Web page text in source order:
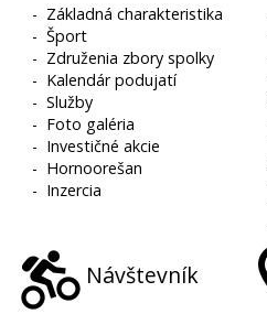
- Základná charakteristika
-Šport
- Združenia zbory spolky
- Kalendár podujatí
-Služby
- Foto galéria
- Investičné akcie
- Hornoorešan
- Inzercia
Návštevník